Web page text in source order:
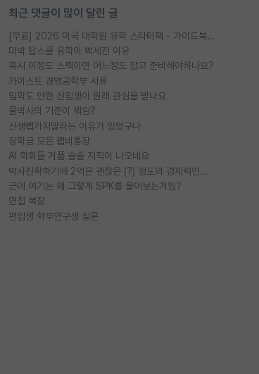
최근 댓글이 많이 달린 글
[무료] 2026 미국 대학원 유학 스타터팩 - 가이드북 & 합격자 컨택메일 템플릿
미박 탑스쿨 유학이 빡세진 이유
혹시 이정도 스펙이면 어느정도 잡고 준비해야하나요?
카이스트 경영공학부 서류
입학도 안한 신입생이 원래 관심을 받나요
물박사의 기준이 뭐임?
신생랩가지말라는 이유가 있었구나
장학금 모은 랩비통장
AI 학회들 거품 슬슬 지적이 나오네요
박사진학하기에 2억은 괜찮은 (?) 정도의 경제력인가요
근데 여기는 왜 그렇게 SPK를 물어보는거임?
면접 복장
편입생 학부연구생 질문